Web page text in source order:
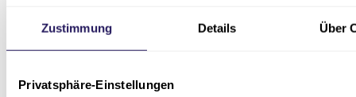
Zustimmung Details Über
Privatsphäre-Einstellungen
möchten, können Sie Cookies für Conversion-
Tracking deaktivieren, indem Sie in Ihren
von der entsprechenden Domain blockiert